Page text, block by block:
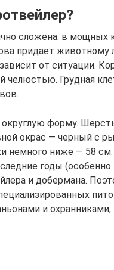
сложена: в мощных
придает животному
от ситуации.
челюстью. Грудная
форму.
окрас — черный с
немного ниже — 58
годы (особенно
и добермана.
и